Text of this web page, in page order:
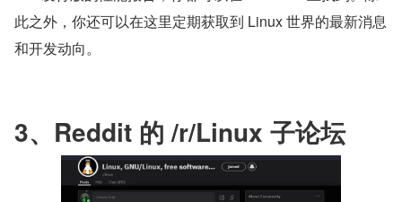
此之外，你还可以在这里定期获取到 Linux 世界的最新消息
和开发动向。
3、Reddit 的 /r/Linux 子论坛